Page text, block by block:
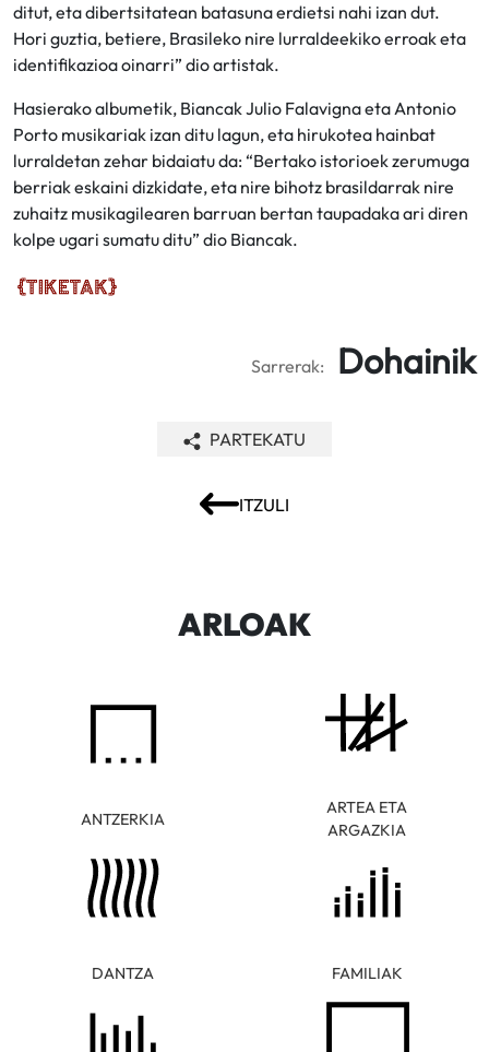
ditut, eta dibertsitatean batasuna erdietsi nahi izan dut.
Hori guztia, betiere, Brasileko nire lurraldeekiko erroak eta
identifikazioa oinarri” dio artistak.
Hasierako albumetik, Biancak Julio Falavigna eta Antonio
Porto musikariak izan ditu lagun, eta hirukotea hainbat
lurraldetan zehar bidaiatu da: “Bertako istorioek zerumuga
berriak eskaini dizkidate, eta nire bihotz brasildarrak nire
zuhaitz musikagilearen barruan bertan taupadaka ari diren
kolpe ugari sumatu ditu” dio Biancak.
Sarrerak: Dohainik
ITZULI
PARTEKATU
ARLOAK
ANTZERKIA
ARTEA ETA
ARGAZKIA
DANTZA FAMILIAK